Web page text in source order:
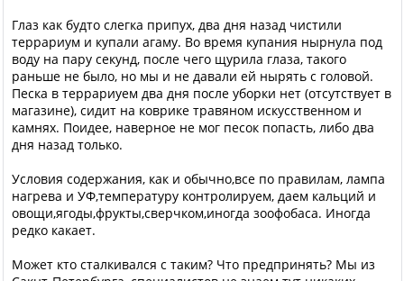
Глаз как будто слегка припух, два дня назад чистили
террариум и купали агаму. Во время купания нырнула под
воду на пару секунд, после чего щурила глаза, такого
раньше не было, но мы и не давали ей нырять с головой.
Песка в террариуем два дня после уборки нет (отсутствует в
магазине), сидит на коврике травяном искусственном и
камнях. Поидее, наверное не мог песок попасть, либо два
дня назад только.
Условия содержания, как и обычно,все по правилам, лампа
нагрева и УФ,температуру контролируем, даем кальций и
овощи,ягоды,фрукты,сверчком,иногда зоофобаса. Иногда
редко какает.
Может кто сталкивался с таким? Что предпринять? Мы из